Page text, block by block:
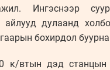
Ингэснээр
дулаанд
бохирдол
к/втын дэд станцын